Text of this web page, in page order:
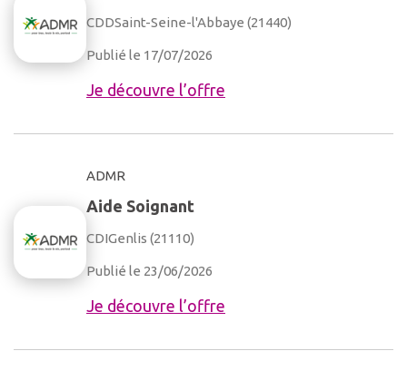
CDDSaint-Seine-l'Abbaye (21440)
Publié le 17/07/2026
Je découvre l’offre
ADMR
Aide Soignant
CDIGenlis (21110)
Publié le 23/06/2026
Je découvre l’offre